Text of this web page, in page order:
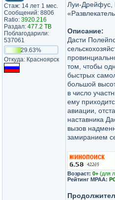
Стаж: 14 лет 1 мес.
Сообщений: 8806
Ratio: 3920.216
Раздал: 477.2 TB
Поблагодарили:
537061
29.63%
Откуда: Красноярск
Луи-Дрейфус,
Описание:
Дасти
том, чтобы
быстрых
большой
в число
ему
авиации,
наставника
вызов
замиранием
Возраст: 0+ (для
Рейтинг MPAA: